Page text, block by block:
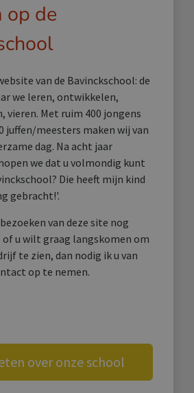
op de
van de Bavinckschool: de
we leren, ontwikkelen,
vieren. Met ruim 400 jongens
juffen/meesters maken wij van
dag. Na acht jaar
we dat u volmondig kunt
Die heeft mijn kind
gebracht!'.
van deze site nog
of u wilt graag langskomen om
te zien, dan nodig ik u van
op te nemen.
over onze school